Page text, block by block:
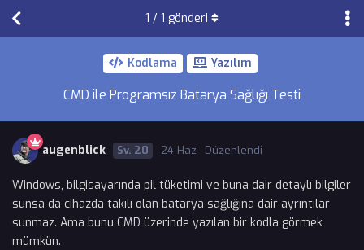
Kodlama Yazılım
CMD ile Programsız Batarya Sağlığı Testi
1 / 1 gönderi
augenblick 20 24 Haz Düzenlendi
Windows, bilgisayarında pil tüketimi ve buna dair detaylı bilgiler
sunsa da cihazda takılı olan batarya sağlığına dair ayrıntılar
sunmaz. Ama bunu CMD üzerinde yazılan bir kodla görmek
mümkün.